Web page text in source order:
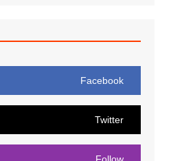
Facebook
Twitter